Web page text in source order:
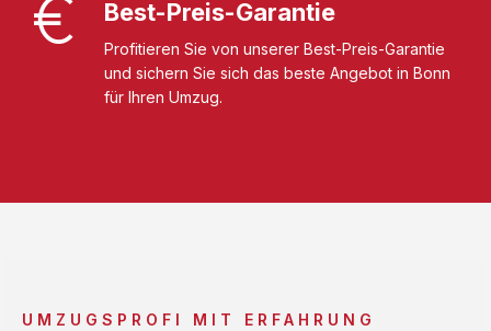
Best-Preis-Garantie
Profitieren Sie von unserer Best-Preis-Garantie
und sichern Sie sich das beste Angebot in Bonn
für Ihren Umzug.
UMZUGSPROFI MIT ERFAHRUNG